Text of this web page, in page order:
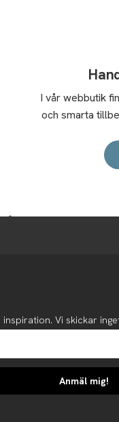
I vår webbutik
och smarta
Vi skickar
Anmäl mig!